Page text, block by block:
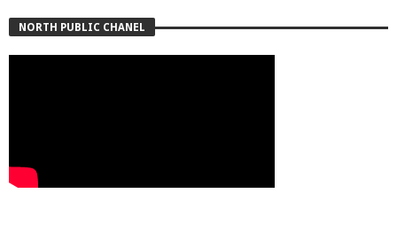
NORTH PUBLIC CHANEL